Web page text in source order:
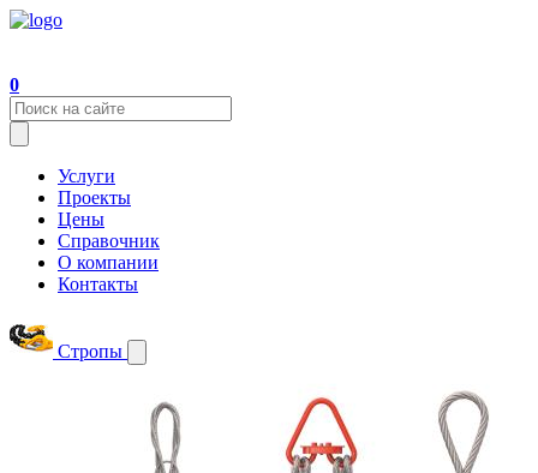
0
Услуги
Проекты
Цены
Справочник
О компании
Контакты
Стропы